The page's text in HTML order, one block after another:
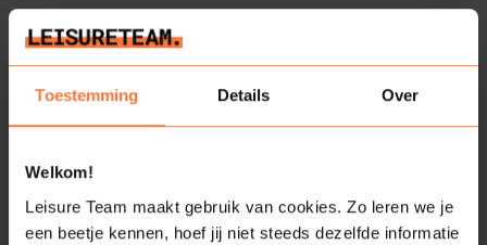
Toestemming Details Over
Welkom!
Leisure Team maakt gebruik van cookies. Zo leren we je
een beetje kennen, hoef jij niet steeds dezelfde informatie
De werkkostenregeling hoe werkt dat
Dit regelen wij voor jouw